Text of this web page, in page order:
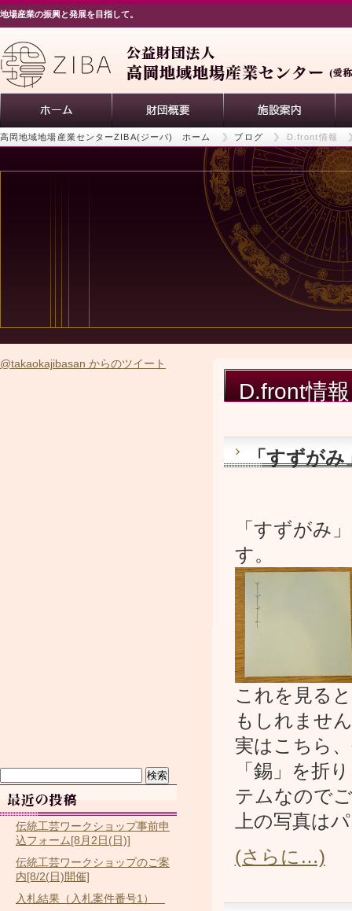
地場産業の振興と発展を目指して。
高岡地域地場産業センターZIBA(ジーバ) ホーム ブログ D.front情報
D.front情報
「すずが
「すずがみ
す。
これを見る
もしれませ
実はこちら
「錫」を折
テムなので
上の写真は
(さらに…)
@takaokajibasan からのツイート
索:
伝統工芸ワークショップ事前申
込フォーム[8月2日(日)]
伝統工芸ワークショップのご案
内[8/2(日)開催]
入札結果（入札案件番号1）